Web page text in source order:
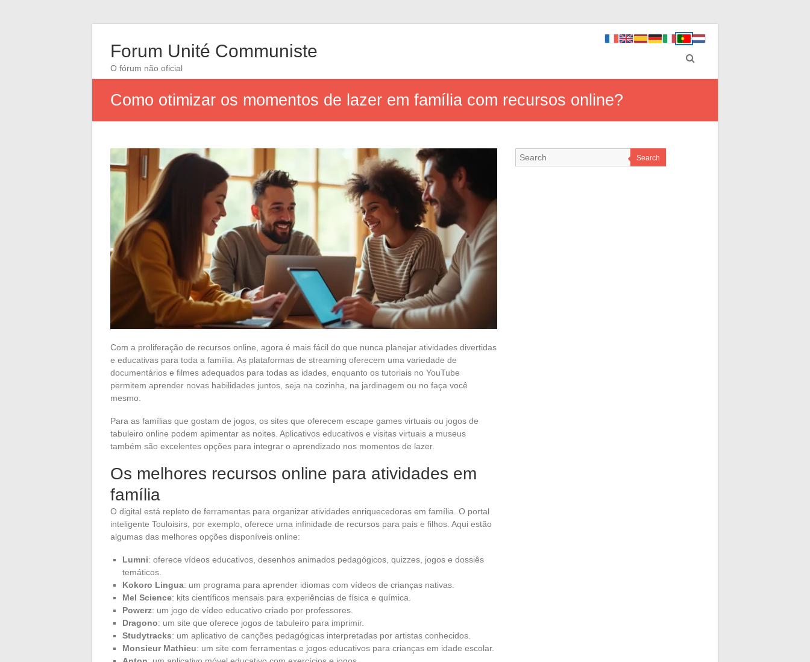
Forum Unité Communiste
O fórum não oficial
Como otimizar os momentos de lazer em família com recursos online?
Com a proliferação de recursos online, agora é mais fácil do que nunca planejar atividades divertidas
e educativas para toda a família. As plataformas de streaming oferecem uma variedade de
documentários e filmes adequados para todas as idades, enquanto os tutoriais no YouTube
permitem aprender novas habilidades juntos, seja na cozinha, na jardinagem ou no faça você
mesmo.
Para as famílias que gostam de jogos, os sites que oferecem escape games virtuais ou jogos de
tabuleiro online podem apimentar as noites. Aplicativos educativos e visitas virtuais a museus
também são excelentes opções para integrar o aprendizado nos momentos de lazer.
Os melhores recursos online para atividades em
família
O digital está repleto de ferramentas para organizar atividades enriquecedoras em família. O portal
inteligente Touloisirs, por exemplo, oferece uma infinidade de recursos para pais e filhos. Aqui estão
algumas das melhores opções disponíveis online:
Lumni: oferece vídeos educativos, desenhos animados pedagógicos, quizzes, jogos e dossiês
temáticos.
Kokoro Lingua: um programa para aprender idiomas com vídeos de crianças nativas.
Mel Science: kits científicos mensais para experiências de física e química.
Powerz: um jogo de vídeo educativo criado por professores.
Dragono: um site que oferece jogos de tabuleiro para imprimir.
Studytracks: um aplicativo de canções pedagógicas interpretadas por artistas conhecidos.
Monsieur Mathieu: um site com ferramentas e jogos educativos para crianças em idade escolar.
Search